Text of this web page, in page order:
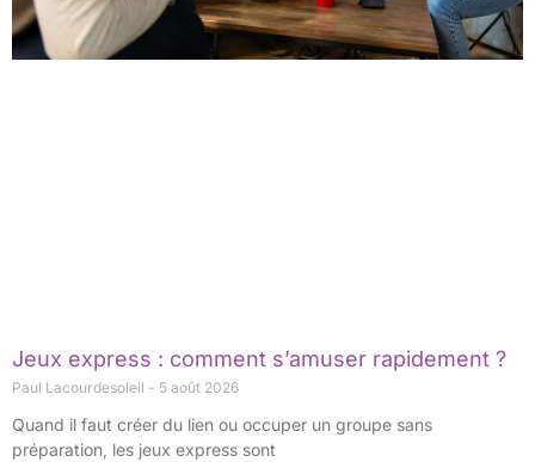
Jeux express : comment s’amuser rapidement ?
Paul Lacourdesoleil 5 août 2026
Quand il faut créer du lien ou occuper un groupe sans
préparation, les jeux express sont